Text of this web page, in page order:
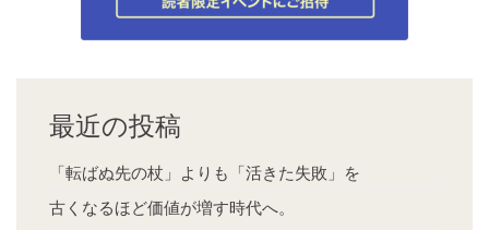
最近の投稿
「転ばぬ先の杖」よりも「活きた失敗」を
古くなるほど価値が増す時代へ。